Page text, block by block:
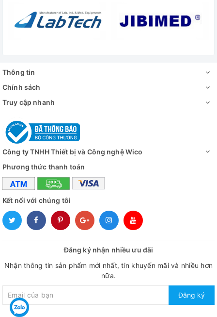
Thông tin
Chính sách
Truy cập nhanh
Công ty TNHH Thiết bị và Công nghệ Wico
Phương thức thanh toán
Kết nối với chúng tôi
Đăng ký nhận nhiều ưu đãi
Nhận thông tin sản phẩm mới nhất, tin khuyến mãi và nhiều hơn
nữa.
Đăng ký